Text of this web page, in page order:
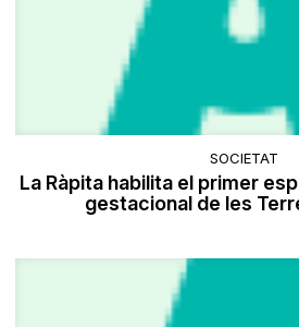
SOCIETAT
La Ràpita habilita el primer
gestacional de les